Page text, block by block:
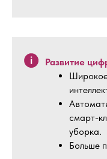
Развитие
Широкое
смарт-
уборка.
Больше